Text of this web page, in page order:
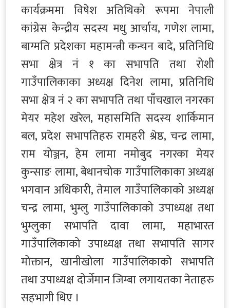
कार्यक्रममा विषेश अतिथिको रूपमा नेपाली
कांग्रेस केन्द्रीय सदस्य मधु आर्चाय, गणेश लामा,
बाग्मति प्रदेशका महामन्त्री कन्चन बादे, प्रतिनिधि
सभा क्षेत्र नं १ का सभापति तथा रोशी
गाउँपालिकाका अध्यक्ष दिनेश लामा, प्रतिनिधि
सभा क्षेत्र नं २ का सभापति तथा पाँचखाल नगरका
मेयर महेश खरेल, महासमिति सदस्य शार्किमान
बल, प्रदेश सभापतिहरु रामहरी श्रेष्ठ, चन्द्र लामा,
राम योञ्जन, हेम लामा नमोबुद नगरका मेयर
कुन्साङ लामा, बेथानचोक गाउँपालिकाका अध्यक्ष
भगवान अधिकारी, तेमाल गाउँपालिकाको अध्यक्ष
चन्द्र लामा, भुम्लु गाउँपालिकाको उपाध्यक्ष तथा
भुम्लुका सभापति दावा लामा, महाभारत
गाउँपालिकाको उपाध्यक्ष तथा सभापति सागर
मोक्तान, खानीखोला गाउँपालिकाको सभापति
तथा उपाध्यक्ष दोर्जेमान जिम्बा लगायतका नेताहरु
सहभागी थिए ।